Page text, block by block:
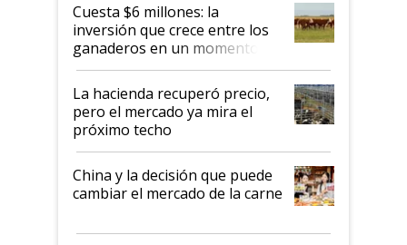
Cuesta $6 millones: la
inversión que crece entre los
ganaderos en un momento
histórico para la actividad
La hacienda recuperó precio,
pero el mercado ya mira el
próximo techo
China y la decisión que puede
cambiar el mercado de la carne